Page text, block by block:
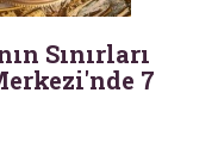
Sınırları
7